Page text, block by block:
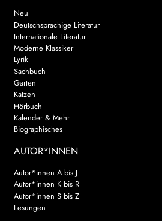
Neu
Deutschsprachige Literatur
Internationale Literatur
Moderne Klassiker
Lyrik
Sachbuch
Garten
Katzen
Hörbuch
Kalender & Mehr
Biographisches
AUTOR*INNEN
Autor*innen A bis J
Autor*innen K bis R
Autor*innen S bis Z
Lesungen